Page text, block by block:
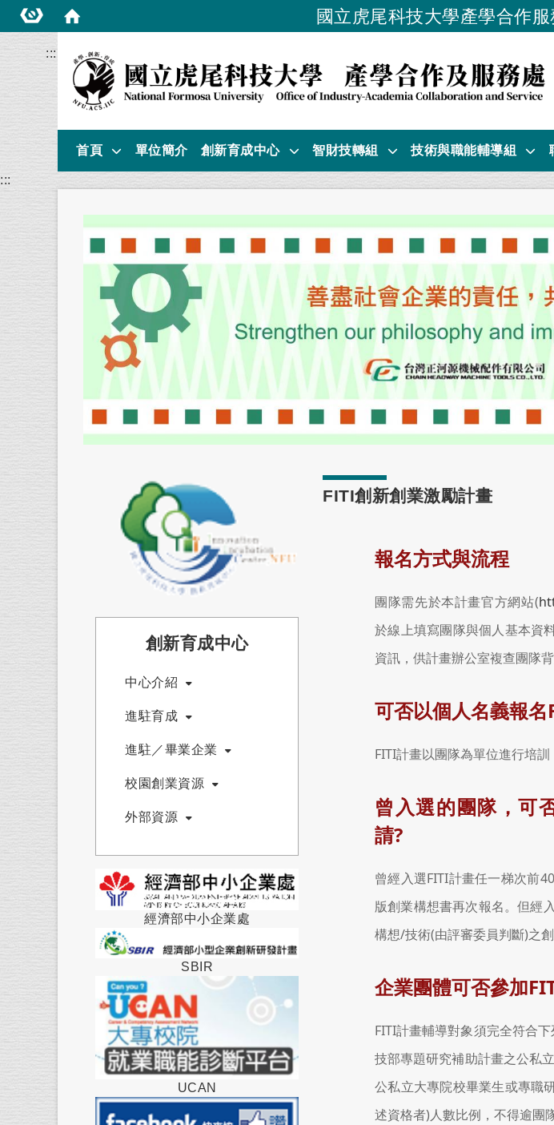
國立虎尾科技大學產學合作服
跳到主
:::
首頁 單位簡介 創新育成中心 智財技轉組 技術與職能輔導組
:::
創新育成中心
中心介紹
進駐育成
進駐／畢業企業
校園創業資源
外部資源
經濟部中小企業處
SBIR
UCAN
FITI創新創業激勵計畫
報名方式與流程
團隊需先於本計畫官方網站(
於線上填寫團隊與個人基本資
資訊，供計畫辦公室複查團隊背
可否以個人名義報
FITI計畫以團隊為單位進行培
曾入選的團隊，可
請?
曾經入選FITI計畫任一梯次前
版創業構想書再次報名。但經
構想/技術(由評審委員判斷)之創
企業團體可否參加
FITI計畫輔導對象須完全符合
技部專題研究補助計畫之公私
公私立大專院校畢業生或專職
述資格者)人數比例，不得逾團